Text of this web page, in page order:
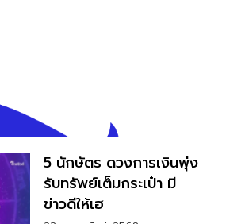
5 นักษัตร ดวงการเงินพุ่ง
รับทรัพย์เต็มกระเป๋า มี
ข่าวดีให้เฮ